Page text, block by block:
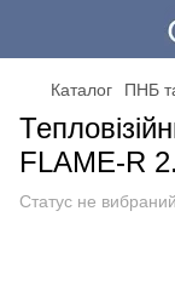
Каталог ПНБ
FLAME-R
Статус не вибраний